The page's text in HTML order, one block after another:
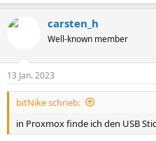
carsten_h
Well-known member
13 Jan. 2023
bitNike schrieb:
in Proxmox finde ich den USB